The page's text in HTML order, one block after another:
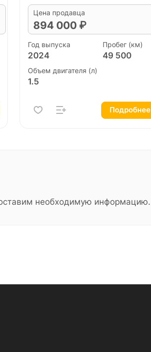
Цена продавца
894 000 ₽
Год выпуска
2024
Пробег (км)
49 500
Объем двигателя (л)
1.5
Подробнее
необходимую информацию.